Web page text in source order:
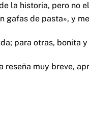
la historia, pero no
gafas de pasta», y
para otras, bonita
reseña muy breve,